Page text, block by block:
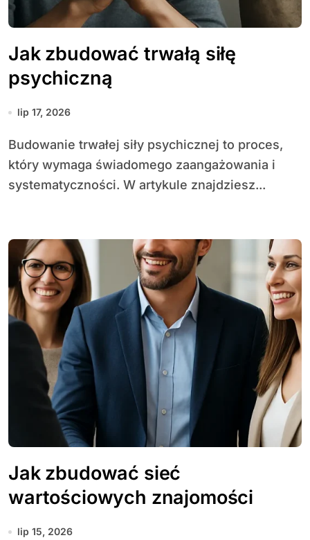
Jak zbudować trwałą siłę
psychiczną
lip 17, 2026
Budowanie trwałej siły psychicznej to proces,
który wymaga świadomego zaangażowania i
systematyczności. W artykule znajdziesz...
Jak zbudować sieć
wartościowych znajomości
lip 15, 2026